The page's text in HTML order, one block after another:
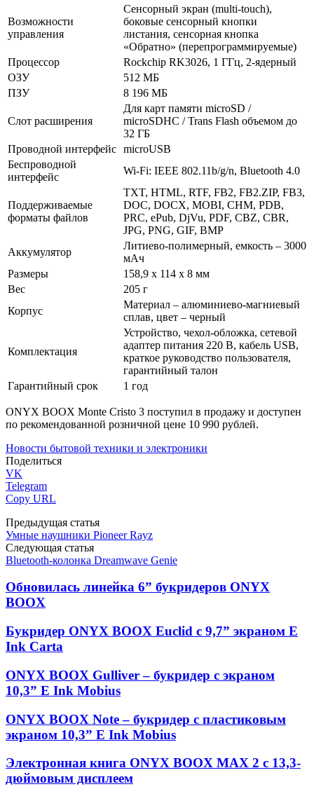
Возможности
управления
Сенсорный экран (multi-touch),
боковые сенсорный кнопки
листания, сенсорная кнопка
«Обратно» (перепрограммируемые)
Процессор
Rockchip RK3026, 1 ГГц, 2-ядерный
ОЗУ
512 МБ
ПЗУ
8 196 МБ
Слот расширения
Для карт памяти microSD /
microSDHC / Trans Flash объемом до
32 ГБ
Проводной интерфейс microUSB
Беспроводной
интерфейс
Wi-Fi: IEEE 802.11b/g/n, Bluetooth 4.0
Поддерживаемые
форматы файлов
TXT, HTML, RTF, FB2, FB2.ZIP, FB3,
DOC, DOCX, MOBI, CHM, PDB,
PRC, ePub, DjVu, PDF, CBZ, CBR,
JPG, PNG, GIF, BMP
Аккумулятор
Литиево-полимерный, емкость – 3000
мАч
Размеры
158,9 x 114 x 8 мм
Вес
205 г
Корпус
Материал – алюминиево-магниевый
сплав, цвет – черный
Комплектация
Устройство, чехол-обложка, сетевой
адаптер питания 220 В, кабель USB,
краткое руководство пользователя,
гарантийный талон
Гарантийный срок
1 год
ONYX BOOX Monte Cristo 3 поступил в продажу и доступен
по рекомендованной розничной цене 10 990 рублей.
Новости бытовой техники и электроники
Поделиться
VK
Telegram
Copy URL
Предыдущая статья
Умные наушники Pioneer Rayz
Следующая статья
Bluetooth-колонка Dreamwave Genie
Обновилась линейка 6” букридеров ONYX
BOOX
Букридер ONYX BOOX Euclid с 9,7” экраном E
Ink Carta
ONYX BOOX Gulliver – букридер с экраном
10,3” E Ink Mobius
ONYX BOOX Note – букридер с пластиковым
экраном 10,3” E Ink Mobius
Электронная книга ONYX BOOX MAX 2 с 13,3-
дюймовым дисплеем